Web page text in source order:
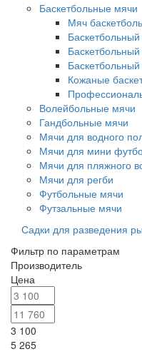
Баскетбольные мячи
Мяч
Кожаные
Волейбольные мячи
Гандбольные мячи
Мячи для водного
Мячи для мини
Мячи для пляжного
Мячи для регби
Футбольные мячи
Футзальные мячи
Садки для разведения
Фильтр по параметрам
Производитель
Цена
3 100
5 265